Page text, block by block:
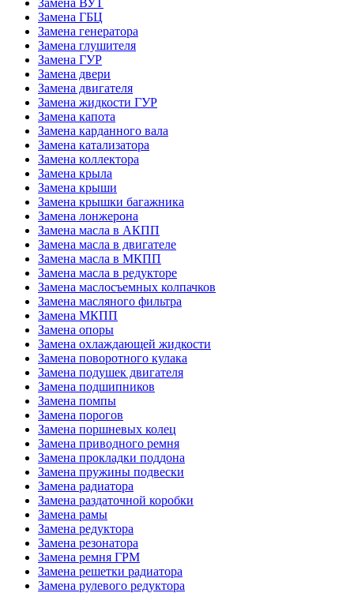
Замена ВУТ
Замена ГБЦ
Замена генератора
Замена глушителя
Замена ГУР
Замена двери
Замена двигателя
Замена жидкости ГУР
Замена капота
Замена карданного вала
Замена катализатора
Замена коллектора
Замена крыла
Замена крыши
Замена крышки багажника
Замена лонжерона
Замена масла в АКПП
Замена масла в двигателе
Замена масла в МКПП
Замена масла в редукторе
Замена маслосъемных колпачков
Замена масляного фильтра
Замена МКПП
Замена опоры
Замена охлаждающей жидкости
Замена поворотного кулака
Замена подушек двигателя
Замена подшипников
Замена помпы
Замена порогов
Замена поршневых колец
Замена приводного ремня
Замена прокладки поддона
Замена пружины подвески
Замена радиатора
Замена раздаточной коробки
Замена рамы
Замена редуктора
Замена резонатора
Замена ремня ГРМ
Замена решетки радиатора
Замена рулевого редуктора